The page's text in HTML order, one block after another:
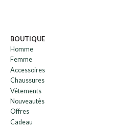
BOUTIQUE
Homme
Femme
Accessoires
Chaussures
Vêtements
Nouveautès
Offres
Cadeau